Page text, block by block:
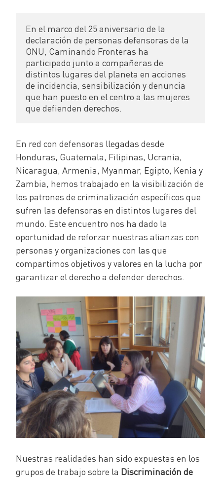
En el marco del 25 aniversario de la
declaración de personas defensoras de la
ONU, Caminando Fronteras ha
participado junto a compañeras de
distintos lugares del planeta en acciones
de incidencia, sensibilización y denuncia
que han puesto en el centro a las mujeres
que defienden derechos.
En red con defensoras llegadas desde
Honduras, Guatemala, Filipinas, Ucrania,
Nicaragua, Armenia, Myanmar, Egipto, Kenia y
Zambia, hemos trabajado en la visibilización de
los patrones de criminalización específicos que
sufren las defensoras en distintos lugares del
mundo. Este encuentro nos ha dado la
oportunidad de reforzar nuestras alianzas con
personas y organizaciones con las que
compartimos objetivos y valores en la lucha por
garantizar el derecho a defender derechos.
Nuestras realidades han sido expuestas en los
grupos de trabajo sobre la Discriminación de